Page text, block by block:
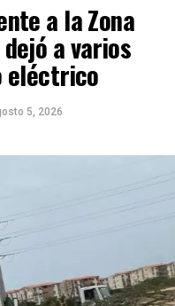
a la Zona
a varios
eléctrico
5, 2026